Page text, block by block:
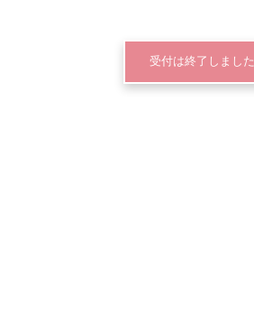
受付は終了しました